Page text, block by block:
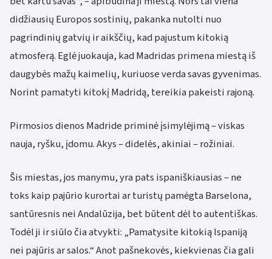
didžiausių Europos sostinių, pakanka nutolti nuo
pagrindinių gatvių ir aikščių, kad pajustum kitokią
atmosferą. Eglė juokauja, kad Madridas primena miestą iš
daugybės mažų kaimelių, kuriuose verda savas gyvenimas.
Norint pamatyti kitokį Madridą, tereikia pakeisti rajoną.
Pirmosios dienos Madride priminė įsimylėjimą – viskas
nauja, ryšku, įdomu. Akys – didelės, akiniai – rožiniai.
Šis miestas, jos manymu, yra pats ispaniškiausias – ne
toks kaip pajūrio kurortai ar turistų pamėgta Barselona,
santūresnis nei Andalūzija, bet būtent dėl to autentiškas.
Todėl ji ir siūlo čia atvykti: „Pamatysite kitokią Ispaniją
nei pajūris ar salos.“ Anot pašnekovės, kiekvienas čia gali